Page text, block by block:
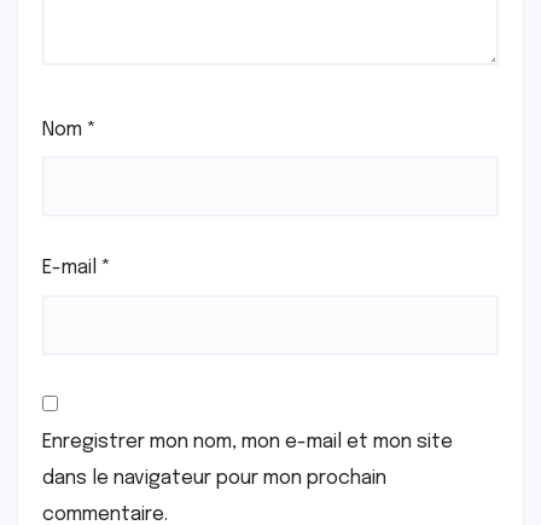
Nom *
E-mail *
Enregistrer mon nom, mon e-mail et mon site
dans le navigateur pour mon prochain
commentaire.